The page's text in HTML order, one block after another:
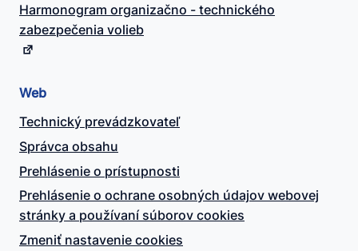
Harmonogram organizačno - technického
zabezpečenia volieb
Web
Technický prevádzkovateľ
Správca obsahu
Prehlásenie o prístupnosti
Prehlásenie o ochrane osobných údajov webovej
stránky a používaní súborov cookies
Zmeniť nastavenie cookies